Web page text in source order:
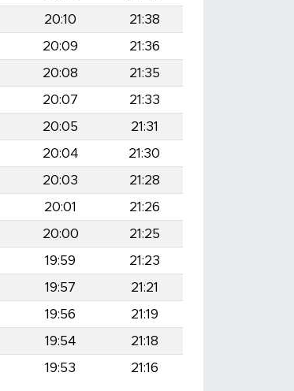
20:10
21:38
20:09
21:36
20:08
21:35
20:07
21:33
20:05
21:31
20:04
21:30
20:03
21:28
20:01
21:26
20:00
21:25
19:59
21:23
19:57
21:21
19:56
21:19
19:54
21:18
19:53 21:16